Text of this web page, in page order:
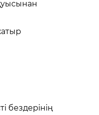
бездерінің